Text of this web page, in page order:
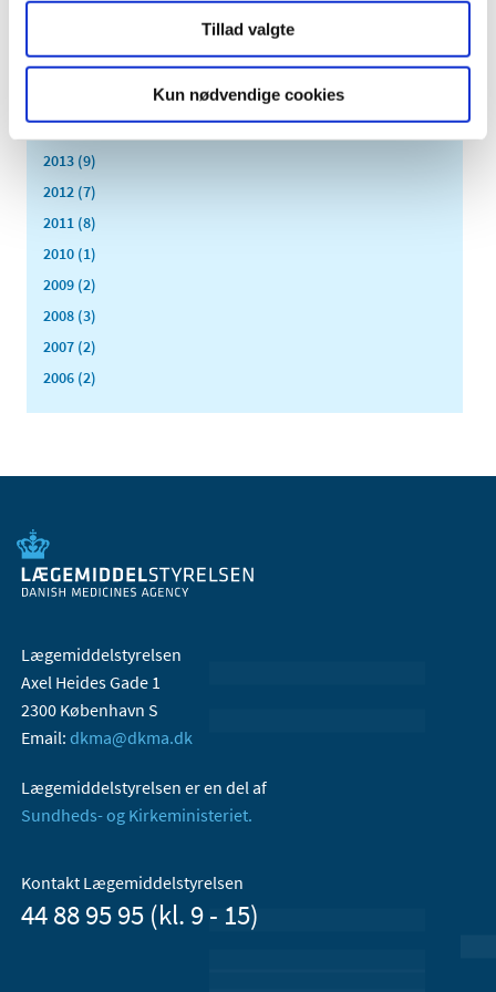
Tillad valgte
Kun nødvendige cookies
juni (1)
marts (1)
2013 (9)
2012 (7)
2011 (8)
2010 (1)
2009 (2)
2008 (3)
2007 (2)
2006 (2)
Lægemiddelstyrelsen
Axel Heides Gade 1
2300 København S
Email: dkma@dkma.dk
Lægemiddelstyrelsen er en del af
Sundheds- og Kirkeministeriet.
Kontakt Lægemiddelstyrelsen
44 88 95 95 (kl. 9 - 15)